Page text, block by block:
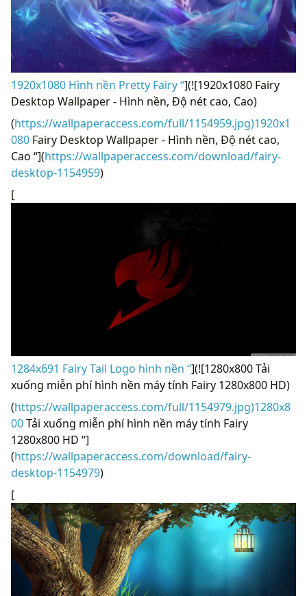
1920x1080 Hình nền Pretty Fairy “](![1920x1080 Fairy
Desktop Wallpaper - Hình nền, Độ nét cao, Cao)
(https://wallpaperaccess.com/full/1154959.jpg)1920x1
080 Fairy Desktop Wallpaper - Hình nền, Độ nét cao,
Cao “](https://wallpaperaccess.com/download/fairy-
desktop-1154959)
[
1284x691 Fairy Tail Logo hình nền “](![1280x800 Tải
xuống miễn phí hình nền máy tính Fairy 1280x800 HD)
(https://wallpaperaccess.com/full/1154979.jpg)1280x8
00Tải xuống miễn phí hình nền máy tính Fairy
1280x800 HD “]
(https://wallpaperaccess.com/download/fairy-
desktop-1154979)
[